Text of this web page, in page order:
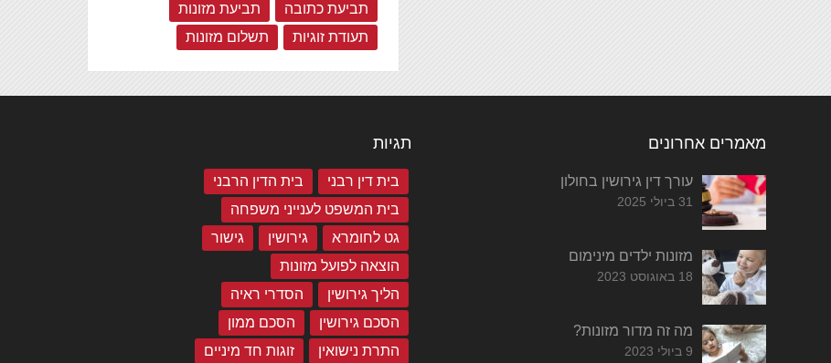
תביעת כתובה
תביעת מזונות
תעודת זוגיות
תשלום מזונות
תגיות
בית דין רבני
בית הדין הרבני
בית המשפט לענייני משפחה
גט לחומרא
גירושין
גישור
הוצאה לפועל מזונות
הליך גירושין
הסדרי ראיה
הסכם גירושין
הסכם ממון
התרת נישואין
זוגות חד מיניים
מאמרים אחרונים
עורך דין גירושין בחולון
31 ביולי 2025
מזונות ילדים מינימום
18 באוגוסט 2023
מה זה מדור מזונות?
9 ביולי 2023